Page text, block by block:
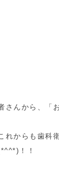
さんから、
からも歯科
！！